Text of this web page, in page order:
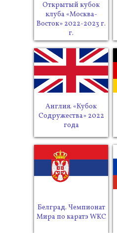
Открытый кубок
клуба «Москва-
Восток» 2022-2023 г.
г.
Англия. «Кубок
Содружества» 2022
года
Белград. Чемпионат
Мира по каратэ WKC